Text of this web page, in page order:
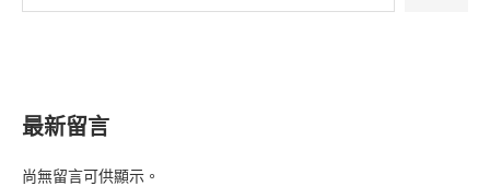
最新留言
尚無留言可供顯示。